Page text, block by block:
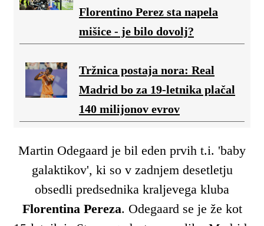
Florentino Perez sta napela
mišice - je bilo dovolj?
Tržnica postaja nora: Real
Madrid bo za 19-letnika plačal
140 milijonov evrov
Martin Odegaard je bil eden prvih t.i. 'baby
galaktikov', ki so v zadnjem desetletju
obsedli predsednika kraljevega kluba
Florentina Pereza. Odegaard se je že kot